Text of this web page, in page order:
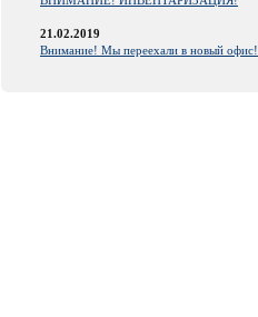
21.02.2019
Внимание! Мы переехали в новый офис!